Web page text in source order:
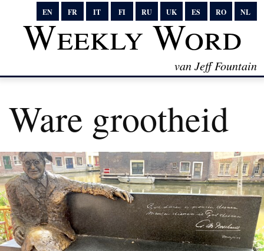
EN FR IT FI RU UK ES RO NL
Weekly Word
van Jeff Fountain
Ware grootheid